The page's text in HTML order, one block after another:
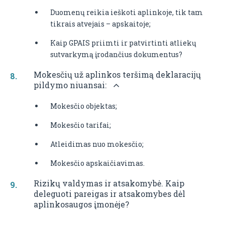
Duomenų reikia ieškoti aplinkoje, tik tam
tikrais atvejais – apskaitoje;
Kaip GPAIS priimti ir patvirtinti atliekų
sutvarkymą įrodančius dokumentus?
Mokesčių už aplinkos teršimą deklaracijų
pildymo niuansai:
Mokesčio objektas;
Mokesčio tarifai;
Atleidimas nuo mokesčio;
Mokesčio apskaičiavimas.
Rizikų valdymas ir atsakomybė. Kaip
deleguoti pareigas ir atsakomybes dėl
aplinkosaugos įmonėje?